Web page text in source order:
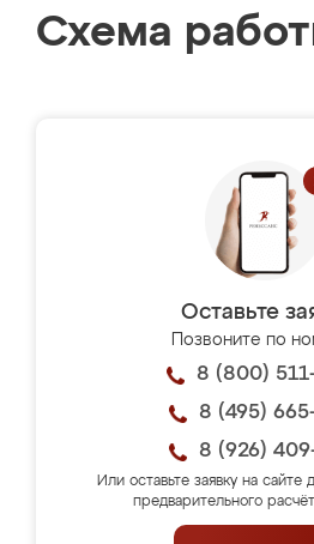
Схема
Оставьте
Позвоните по
8 (800)
8 (495)
8 (926)
Или оставьте заявку на сайте
предварительного